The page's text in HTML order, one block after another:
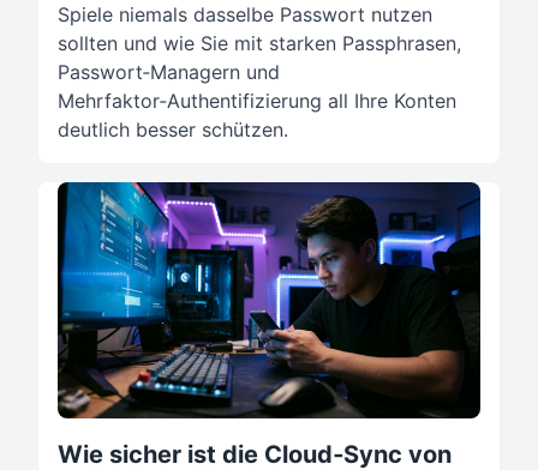
Spiele niemals dasselbe Passwort nutzen
sollten und wie Sie mit starken Passphrasen,
Passwort‑Managern und
Mehrfaktor‑Authentifizierung all Ihre Konten
deutlich besser schützen.
Wie sicher ist die Cloud‑Sync von